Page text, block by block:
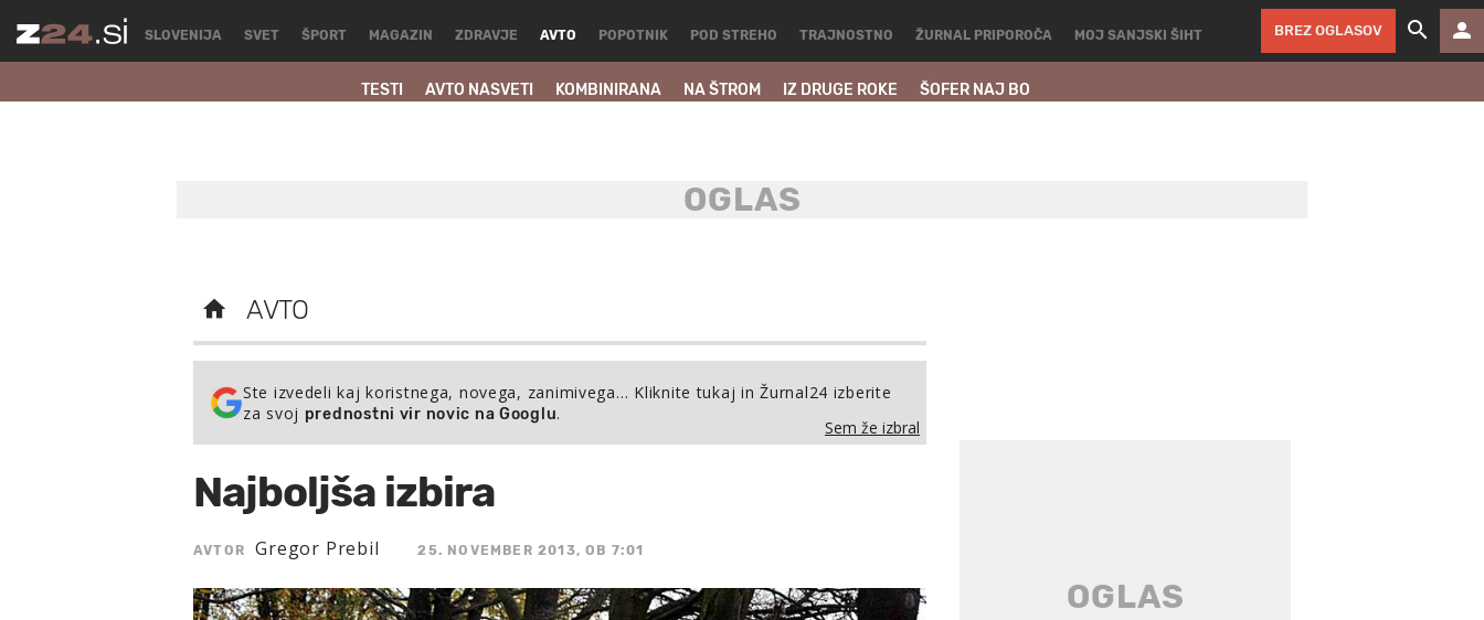
SLOVENIJA SVET ŠPORT MAGAZIN ZDRAVJE AVTO
TESTI AVTO NASVETI KOMBINIRANA NA ŠTROM IZ DRUGE ROKE ŠOFER NAJ BO
POPOTNIK POD STREHO TRAJNOSTNO ŽURNAL PRIPOROČA MOJ SANJSKI ŠIHT BREZ OGLASOV
AVTO
Ste izvedeli kaj koristnega, novega, zanimivega… Kliknite tukaj in Žurnal24 izberite
za svoj prednostni vir novic na Googlu.
Sem že izbral
Najboljša izbira
AVTOR Gregor Prebil 25. NOVEMBER 2013, OB 7:01